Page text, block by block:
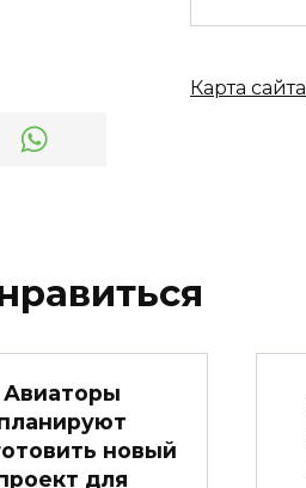
Карта сайта
Авиаторы
новый
для